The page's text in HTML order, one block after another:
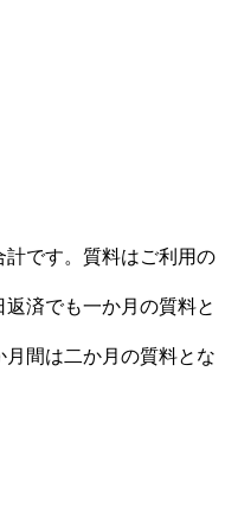
です。質料はご利用の
済でも一か月の質料と
間は二か月の質料とな